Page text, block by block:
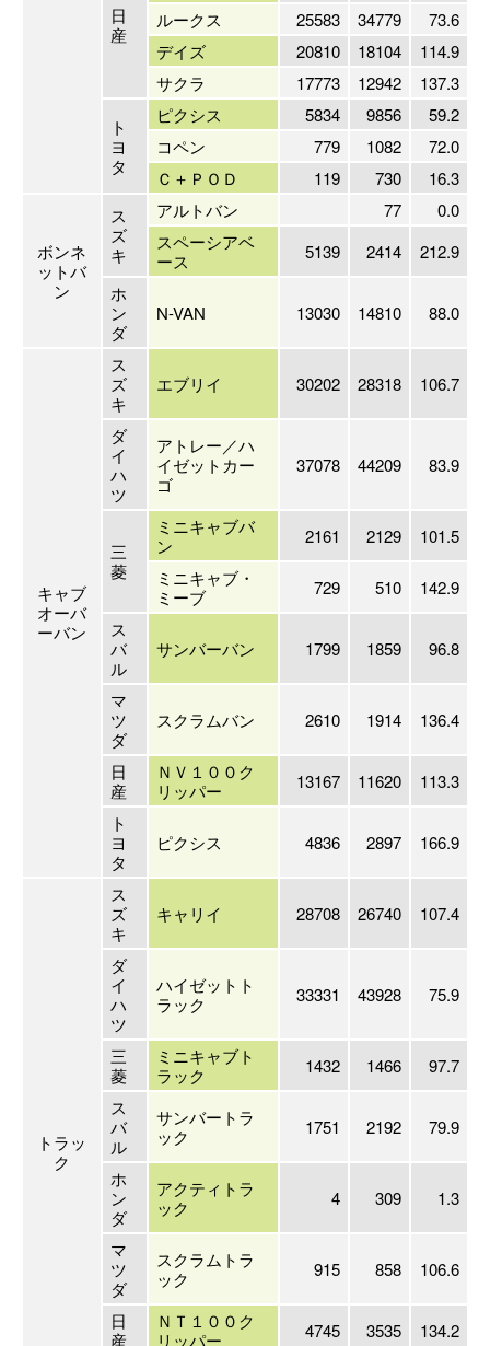
日
産
ルークス
25583 34779
73.6
デイズ
20810 18104
114.9
サクラ
17773 12942
137.3
ト
ヨ
タ
ピクシス 5834 9856
59.2
コペン
779 1082
72.0
Ｃ＋ＰＯＤ
119 730 16.3
ボンネ
ットバ
ン
ス
ズ
キ
アルトバン 77
0.0
スペーシアベ
ース
5139 2414
212.9
ホ
ン
ダ
N-VAN 13030 14810 88.0
キャブ
オーバ
ーバン
ス
ズ
キ
エブリイ 30202 28318 106.7
ダ
イ
ハ
ツ
アトレー／ハ
イゼットカー
ゴ
37078 44209 83.9
三
菱
ミニキャブバ
ン
2161 2129
101.5
ミニキャブ・
ミーブ
729 510
142.9
ス
バ
ル
サンバーバン 1799 1859 96.8
マ
ツ
ダ
スクラムバン 2610 1914 136.4
日
産
ＮＶ１００ク
リッパー
13167 11620
113.3
ト
ヨ
タ
ピクシス 4836 2897 166.9
トラッ
ク
ス
ズ
キ
キャリイ 28708 26740 107.4
ダ
イ
ハ
ツ
ハイゼットト
ラック
33331 43928 75.9
三
菱
ミニキャブト
ラック
1432 1466
97.7
ス
バ
ル
サンバートラ
ック
1751 2192 79.9
ホ
ン
ダ
アクティトラ
ック
4 309 1.3
マ
ツ
ダ
スクラムトラ
ック
915 858 106.6
日
産
ＮＴ１００ク
リッパー
4745 3535 134.2